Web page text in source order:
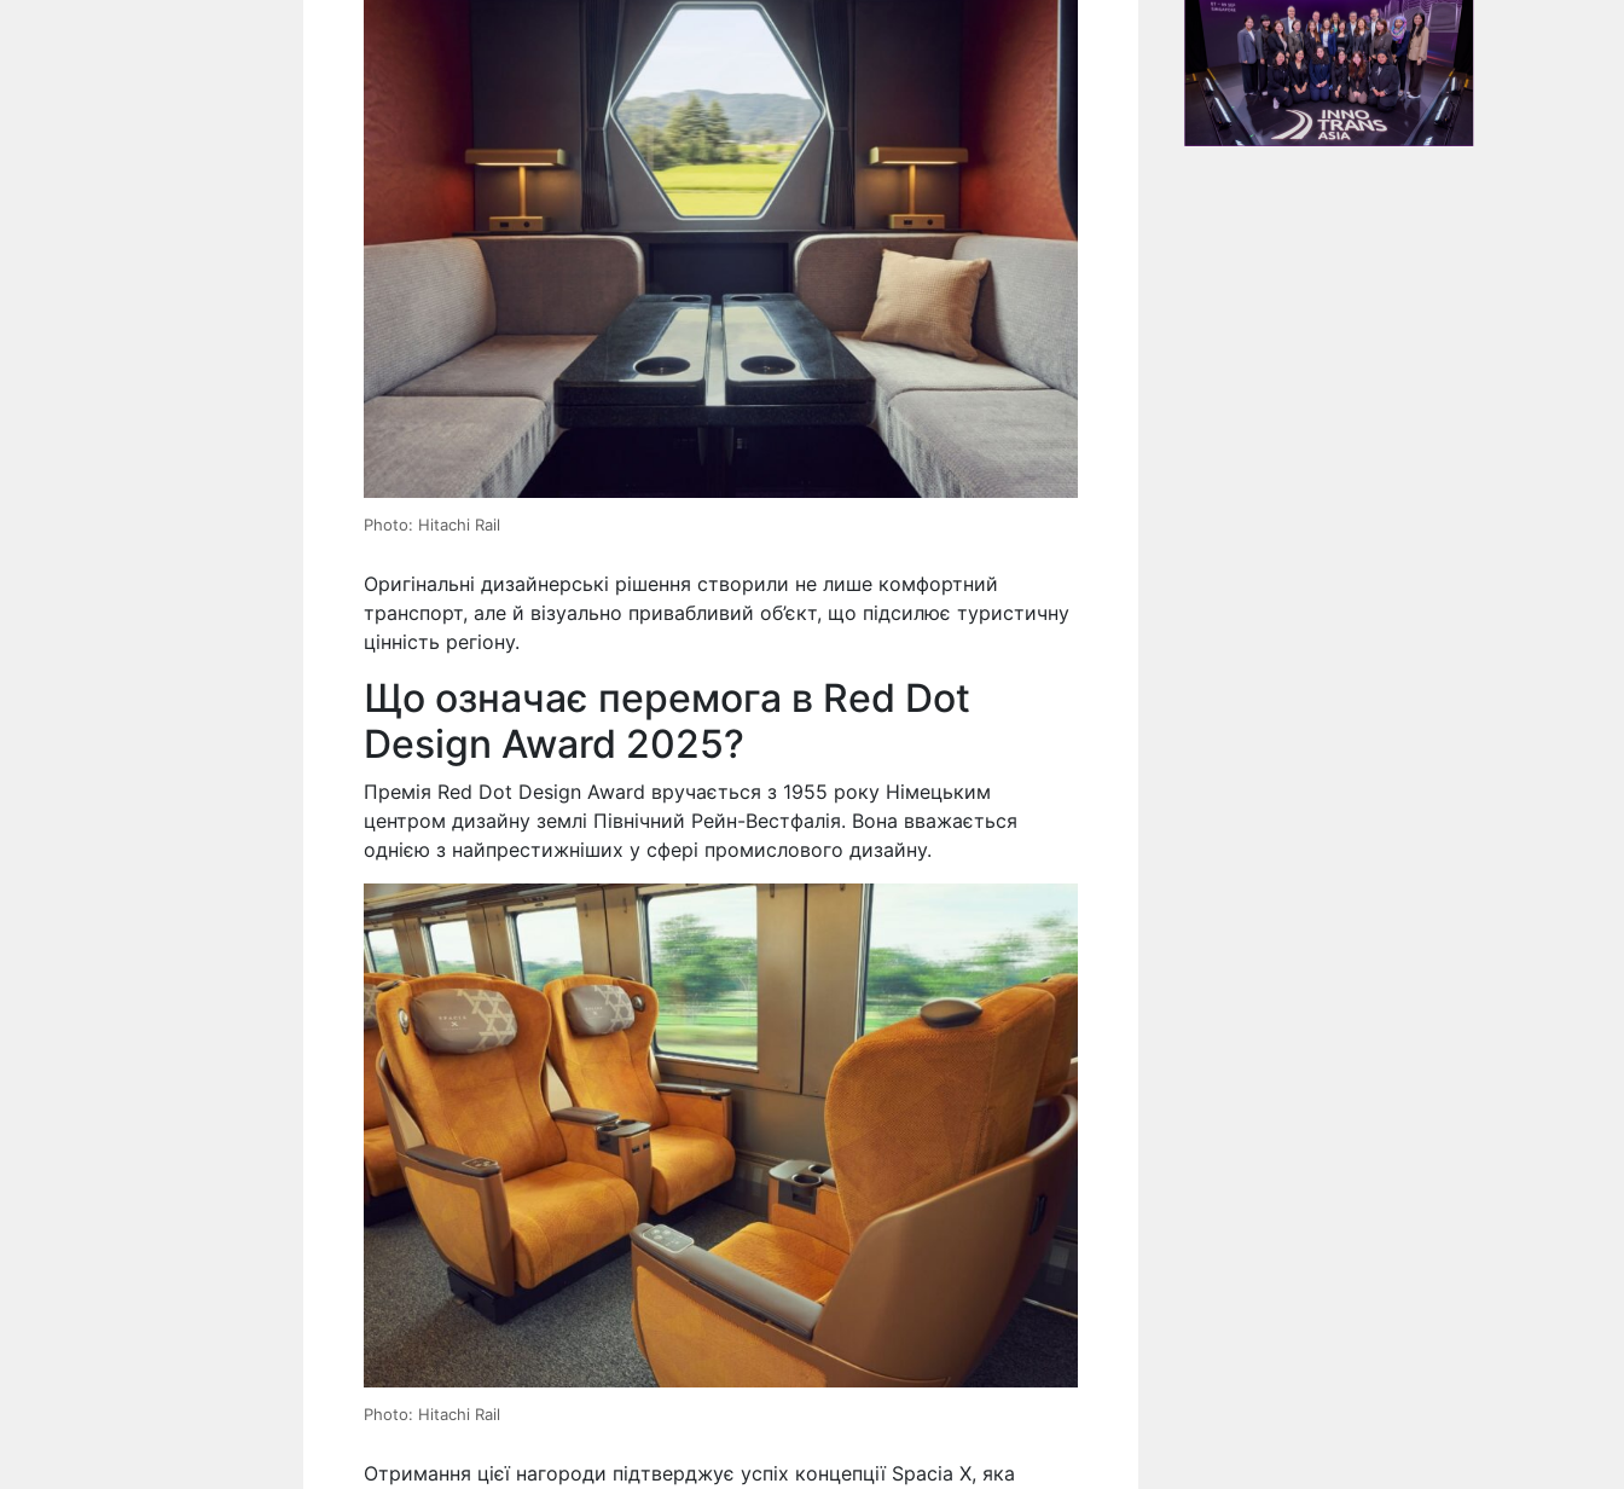
Photo: Hitachi Rail
Оригінальні дизайнерські рішення створили не лише комфортний
транспорт, але й візуально привабливий об’єкт, що підсилює туристичну
цінність регіону.
Що означає перемога в Red Dot
Design Award 2025?
Премія Red Dot Design Award вручається з 1955 року Німецьким
центром дизайну землі Північний Рейн-Вестфалія. Вона вважається
однією з найпрестижніших у сфері промислового дизайну.
Photo: Hitachi Rail
Отримання цієї нагороди підтверджує успіх концепції Spacia X, яка